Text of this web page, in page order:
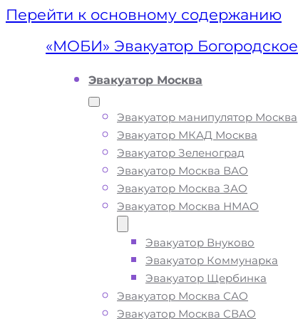
Перейти к основному содержанию
«МОБИ» Эвакуатор Богородское
Эвакуатор Москва
Эвакуатор манипулятор Москва
Эвакуатор МКАД Москва
Эвакуатор Зеленоград
Эвакуатор Москва ВАО
Эвакуатор Москва ЗАО
Эвакуатор Москва НМАО
Эвакуатор Внуково
Эвакуатор Коммунарка
Эвакуатор Щербинка
Эвакуатор Москва САО
Эвакуатор Москва СВАО
Эвакуатор
Богородское